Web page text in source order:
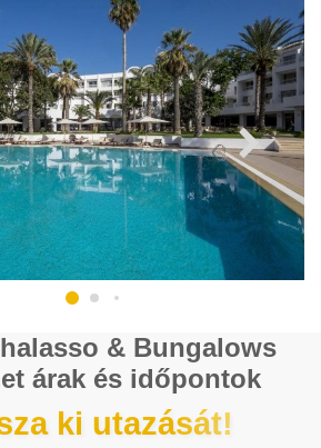
& Bungalows
árak és időpontok
ki utazását!